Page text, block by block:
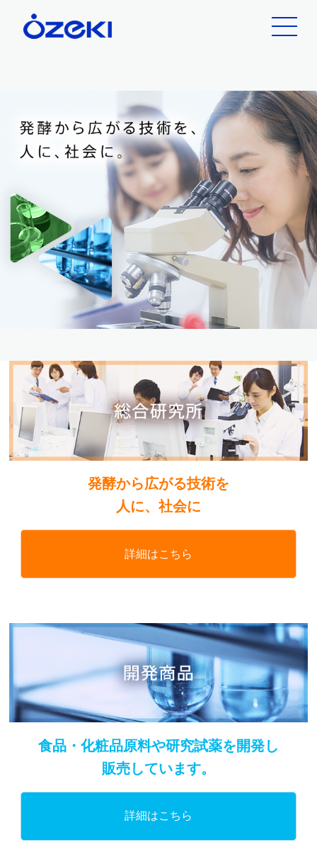
発酵から広がる技術を
人に、社会に
詳細はこちら
食品・化粧品原料や研究試薬を開発し
販売しています。
詳細はこちら